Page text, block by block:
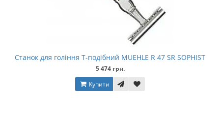
Станок для гоління Т-подібний MUEHLE R 47 SR SOPHIST
5 474 грн.
Купити